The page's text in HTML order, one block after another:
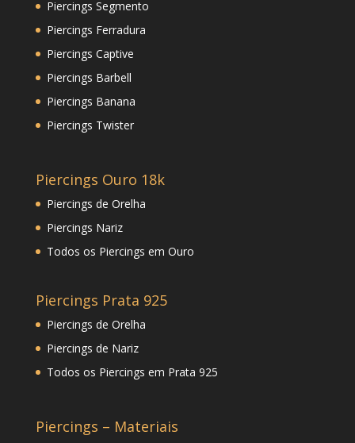
Piercings Segmento
Piercings Ferradura
Piercings Captive
Piercings Barbell
Piercings Banana
Piercings Twister
Piercings Ouro 18k
Piercings de Orelha
Piercings Nariz
Todos os Piercings em Ouro
Piercings Prata 925
Piercings de Orelha
Piercings de Nariz
Todos os Piercings em Prata 925
Piercings – Materiais